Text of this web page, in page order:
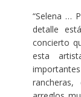
“Selena …
detalle
concierto
esta